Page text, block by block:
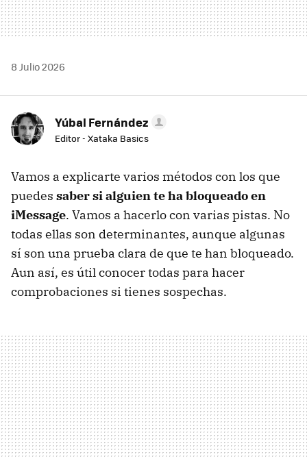
8 Julio 2026
Yúbal Fernández
Editor - Xataka Basics
Vamos a explicarte varios métodos con los que
puedes saber si alguien te ha bloqueado en
iMessage. Vamos a hacerlo con varias pistas. No
todas ellas son determinantes, aunque algunas
sí son una prueba clara de que te han bloqueado.
Aun así, es útil conocer todas para hacer
comprobaciones si tienes sospechas.